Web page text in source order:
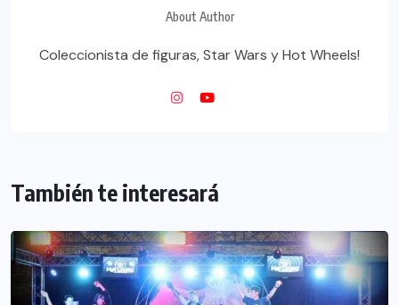
About Author
Coleccionista de figuras, Star Wars y Hot Wheels!
También te interesará